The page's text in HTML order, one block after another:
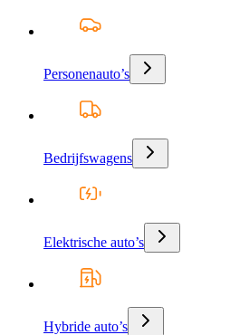
Personenauto’s
Bedrijfswagens
Elektrische auto’s
Hybride auto’s